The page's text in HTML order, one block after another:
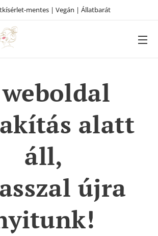
mentes | Vegán | Állatbarát
alatt
áll,
újra